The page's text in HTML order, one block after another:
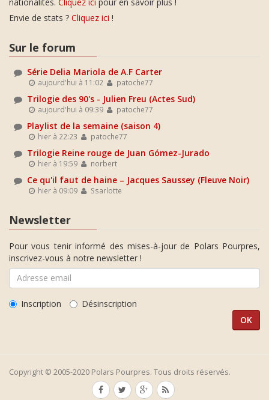
Envie de stats ? Cliquez ici !
Sur le forum
Série Delia Mariola de A.F Carter
aujourd'hui à 11:02 patoche77
Trilogie des 90's - Julien Freu (Actes Sud)
aujourd'hui à 09:39 patoche77
Playlist de la semaine (saison 4)
hier à 22:23 patoche77
Trilogie Reine rouge de Juan Gómez-Jurado
hier à 19:59 norbert
Ce qu'il faut de haine – Jacques Saussey (Fleuve Noir)
hier à 09:09 Ssarlotte
Newsletter
Pour vous tenir informé des mises-à-jour de Polars Pourpres,
inscrivez-vous à notre newsletter !
Inscription Désinscription
Copyright © 2005-2020 Polars Pourpres. Tous droits réservés.